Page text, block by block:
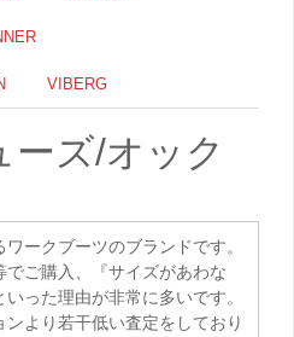
VIBERG
ーズ/オック
ークブーツのブランドです。
ご購入、『サイズがあわな
った理由が非常に多いです。
より若干低い査定をしており